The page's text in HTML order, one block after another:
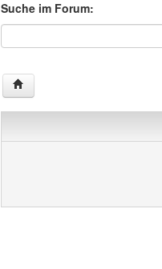
Suche im Forum:
Suche im Forum